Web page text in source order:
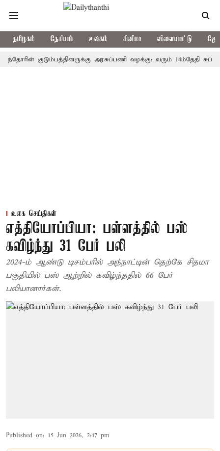
தமிழகம் தேசியம் உலகம் சினிமா விளையாட்டு
குடும்பத்தினருக்கு அரசுப்பணி வழக்கு; வரும் 14ம்தேதி
உலக செய்திகள்
எத்தியோப்பியா: பள்ளத்தில் பஸ்
கவிழ்ந்து 31 பேர் பலி
2024-ம் ஆண்டு டிசம்பரில் அந்நாட்டின் தெற்கே சிதமா
பகுதியில் பஸ் ஆற்றில் கவிழ்ந்ததில் 66 பேர்
பலியானார்கள்.
Published on: 15 Jun 2026, 2:47 pm